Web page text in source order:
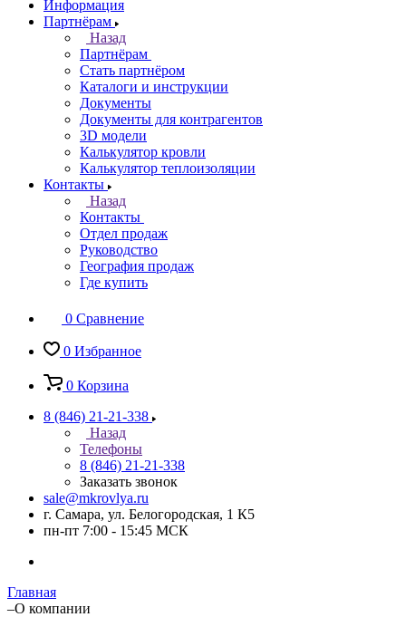
Информация
Партнёрам
Назад
Партнёрам
Стать партнёром
Каталоги и инструкции
Документы
Документы для контрагентов
3D модели
Калькулятор кровли
Калькулятор теплоизоляции
Контакты
Назад
Контакты
Отдел продаж
Руководство
География продаж
Где купить
0 Сравнение
0 Избранное
0 Корзина
8 (846) 21-21-338
Назад
Телефоны
8 (846) 21-21-338
Заказать звонок
sale@mkrovlya.ru
г. Самара, ул. Белогородская, 1 К5
пн-пт 7:00 - 15:45 МСК
Главная
–О компании